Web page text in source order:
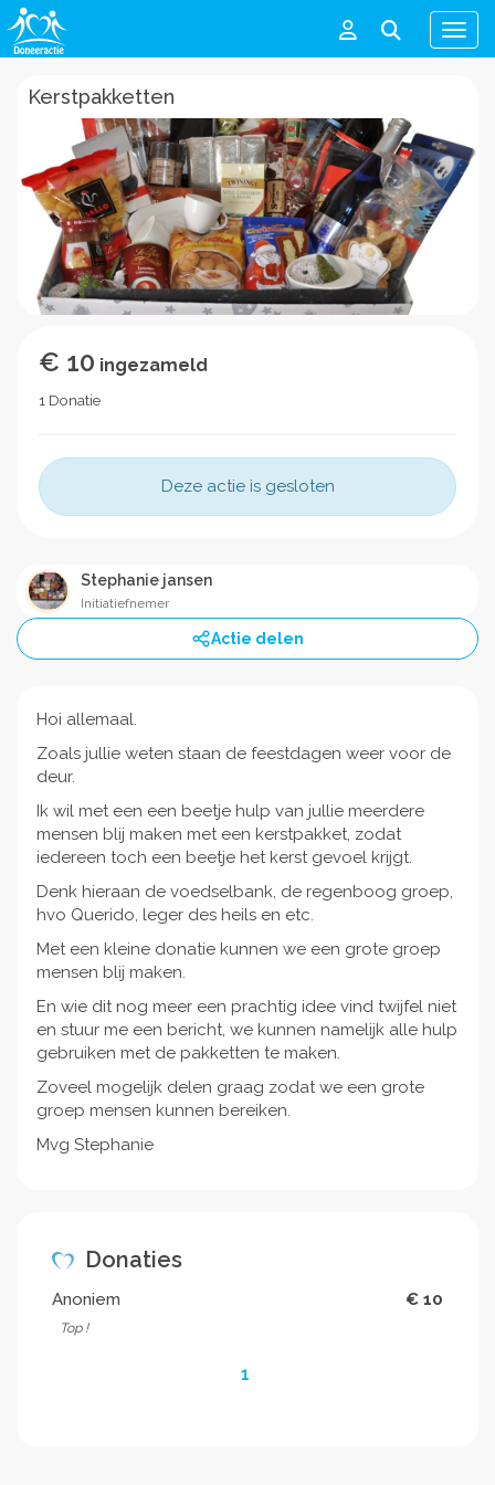
Menu
Kerstpakketten
€ 10 ingezameld
1 Donatie
Deze actie is gesloten
Stephanie jansen
Initiatiefnemer
Actie delen
Hoi allemaal.
Zoals jullie weten staan de feestdagen weer voor de
deur.
Ik wil met een een beetje hulp van jullie meerdere
mensen blij maken met een kerstpakket, zodat
iedereen toch een beetje het kerst gevoel krijgt.
Denk hieraan de voedselbank, de regenboog groep,
hvo Querido, leger des heils en etc.
Met een kleine donatie kunnen we een grote groep
mensen blij maken.
En wie dit nog meer een prachtig idee vind twijfel niet
en stuur me een bericht, we kunnen namelijk alle hulp
gebruiken met de pakketten te maken.
Zoveel mogelijk delen graag zodat we een grote
groep mensen kunnen bereiken.
Mvg Stephanie
Donaties
Anoniem € 10
Top !
1